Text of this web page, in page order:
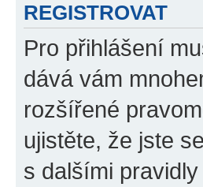
REGISTROVAT
Pro přihlášení
dává vám
rozšířené
ujistěte, že jste
s dalšími